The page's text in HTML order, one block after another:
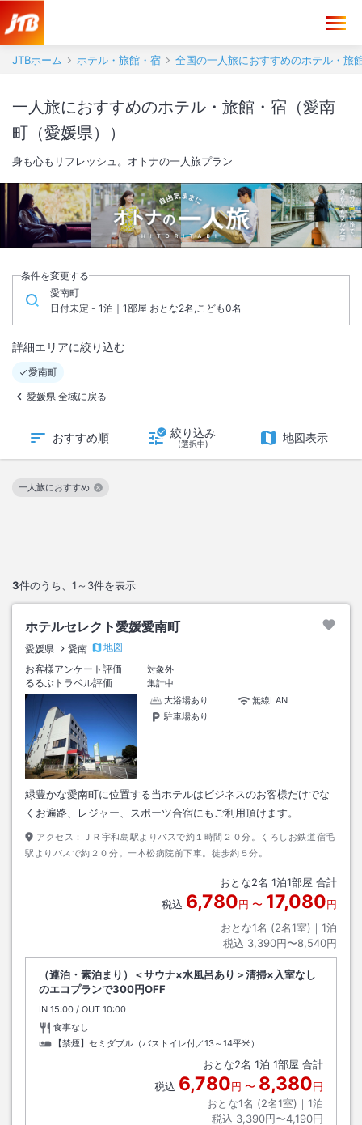
JTBホーム ホテル・旅館・宿 全国の一人旅におすすめのホテル・旅
一人旅におすすめのホテル・旅館・宿（愛南
町（愛媛県））
身も心もリフレッシュ。オトナの一人旅プラン
条件を変更する
愛南町
日付未定 - 1泊｜1部屋 おとな2名,こども0名
詳細エリアに絞り込む
愛南町
愛媛県 全域に戻る
おすすめ順 絞り込み
(選択中) 地図表示
3件のうち、 1～3件を表示
一人旅におすすめ
この絞り込み条件を解除
ホテルセレクト愛媛愛南町
愛媛県 愛南
地図
お客様アンケート評価
対象外
るるぶトラベル評価
集計中
大浴場あり
無線LAN
駐車場あり
緑豊かな愛南町に位置する当ホテルはビジネスのお客様だけでな
くお遍路、レジャー、スポーツ合宿にもご利用頂けます。
アクセス：
ＪＲ宇和島駅よりバスで約１時間２０分。くろしお鉄道宿毛
駅よりバスで約２０分。一本松病院前下車。徒歩約５分。
おとな2名 1泊1部屋 合計
税込 6,780円 〜 17,080円
おとな1名 (2名1室)｜ 1泊
税込 3,390円〜8,540円
（連泊・素泊まり）＜サウナ×水風呂あり＞清掃×入室なし
のエコプランで300円OFF
IN チェックイン
15:00 / OUT チェックアウト
10:00
食事なし
【禁煙】セミダブル（バストイレ付／13～14平米）
おとな2名 1泊 1部屋 合計
税込 6,780円 〜 8,380円
おとな1名 (2名1室)｜ 1泊
税込 3,390円〜4,190円